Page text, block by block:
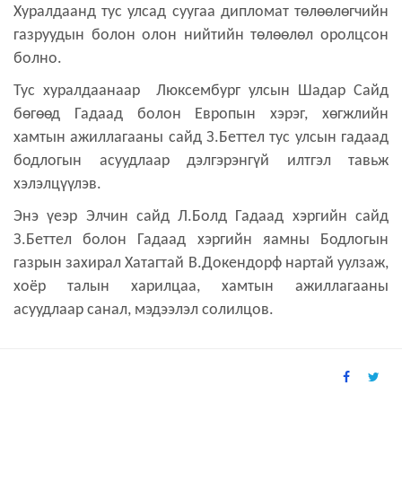
Хуралдаанд тус улсад суугаа дипломат төлөөлөгчийн
газруудын болон олон нийтийн төлөөлөл оролцсон
болно.
Тус хуралдаанаар Люксембург улсын Шадар Сайд
бөгөөд Гадаад болон Европын хэрэг, хөгжлийн
хамтын ажиллагааны сайд З.Беттел тус улсын гадаад
бодлогын асуудлаар дэлгэрэнгүй илтгэл тавьж
хэлэлцүүлэв.
Энэ үеэр Элчин сайд Л.Болд Гадаад хэргийн сайд
З.Беттел болон Гадаад хэргийн яамны Бодлогын
газрын захирал Хатагтай В.Докендорф нартай уулзаж,
хоёр талын харилцаа, хамтын ажиллагааны
асуудлаар санал, мэдээлэл солилцов.